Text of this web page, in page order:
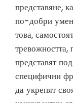
представяне,
по-добри
това,
тревожността,
представят
специфични
да укрепят